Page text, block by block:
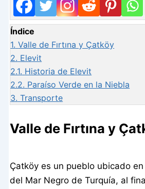
Índice
1. Valle de Fırtına y Çatköy
2. Elevit
2.1. Historia de Elevit
2.2. Paraíso Verde en la Niebla
3. Transporte
Valle de Fırtına y
Çatköy es un pueblo ubicado
del Mar Negro de Turquía, al